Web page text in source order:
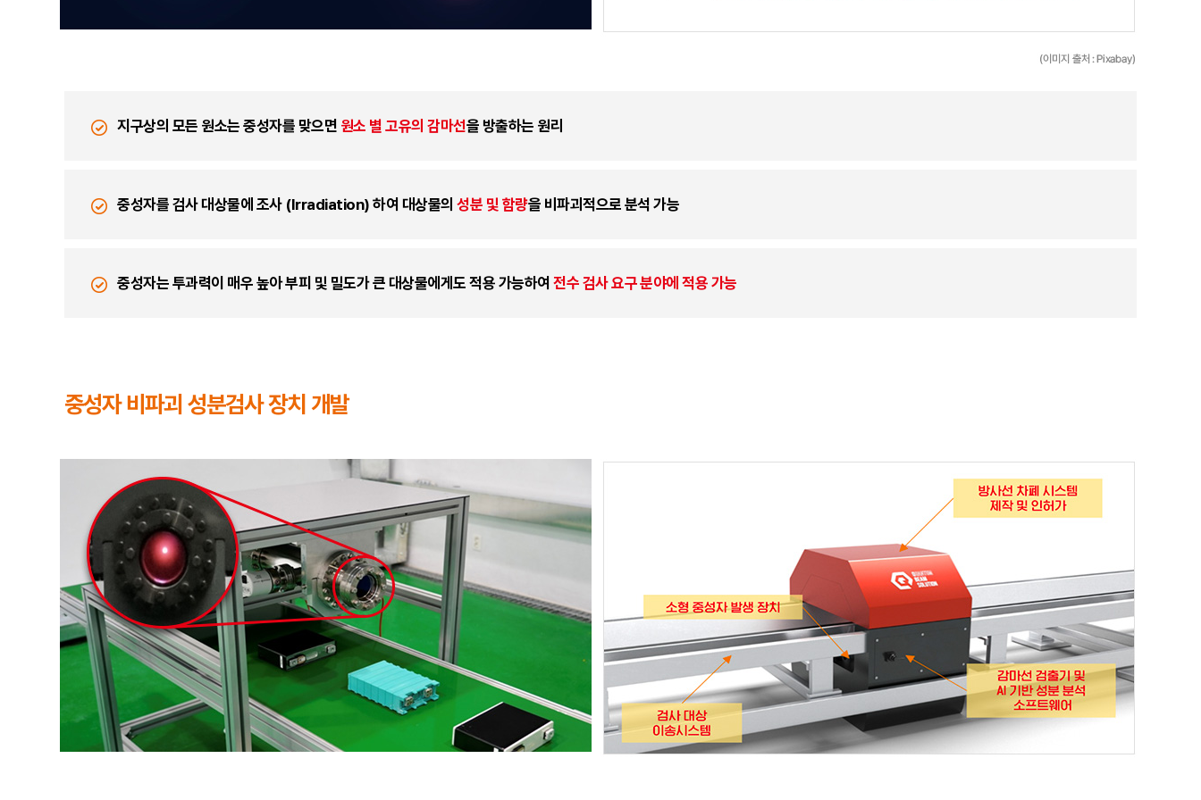
지구상의 모든 원소는 중성자를 맞으면 원소 별 고유의 감마선을 방출하는 원리
중성자를 검사 대상물에 조사 (Irradiation) 하여 대상물의성분 및 함량을 비파괴적으로 분석 가능
중성자는 투과력이 매우 높아 부피 및 밀도가 큰 대상물에게도 적용 가능하여전수 검사 요구 분야에 적용 가능
중성자 비파괴 성분검사 장치 개발